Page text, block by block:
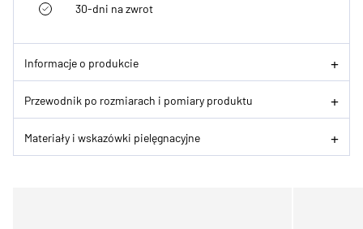
30-dni na zwrot
Informacje o produkcie
Przewodnik po rozmiarach i pomiary produktu
Materiały i wskazówki pielęgnacyjne